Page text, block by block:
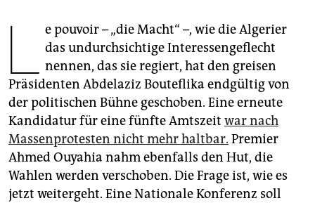
genossenschaft
epaper login
L e pouvoir – „die Macht“ –, wie die Algerier
das undurchsichtige Interessengeflecht
nennen, das sie regiert, hat den greisen
Präsidenten Abdelaziz Bouteflika endgültig von
der politischen Bühne geschoben. Eine erneute
Kandidatur für eine fünfte Amtszeit war nach
Massenprotesten nicht mehr haltbar. Premier
Ahmed Ouyahia nahm ebenfalls den Hut, die
Wahlen werden verschoben. Die Frage ist, wie es
jetzt weitergeht. Eine Nationale Konferenz soll